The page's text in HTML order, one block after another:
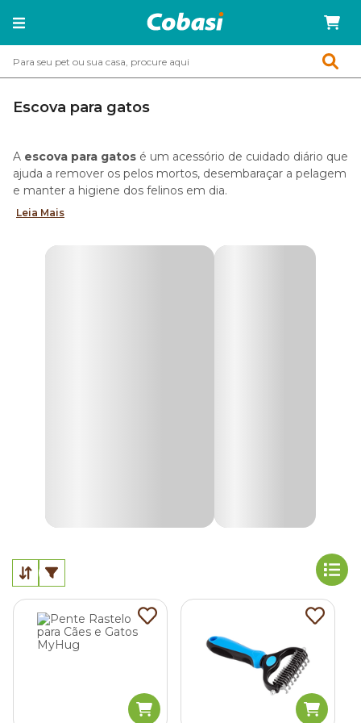
Escova para gatos
A escova para gatos é um acessório de cuidado diário que
ajuda a remover os pelos mortos, desembaraçar a pelagem
e manter a higiene dos felinos em dia.
engolir, o que ajuda a diminuir a formação de bolas de pelo
gato mais prática, segura e confortável.
Existem diferentes modelos de escovas para gatos, e cada
um atende a uma necessidade da pelagem. Algumas
opções ajudam a remover os pelos mortos, enquanto
outras são melhores para desembaraçar fios ou reduzir o
escova petdisponível
no pet shop da Cobasi. Há opções para gatos de pelo curto,
longo, sensível ou que costumam soltar muitos fios pela
Leia Mais